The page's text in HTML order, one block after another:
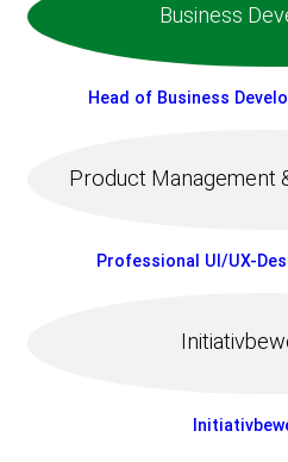
Business
Head of Business
Product Management
Professional UI/UX-